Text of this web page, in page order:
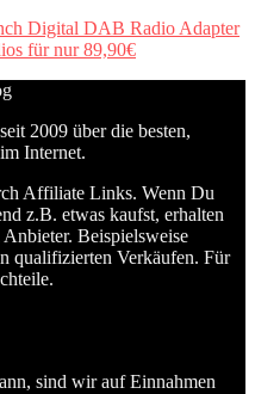
Digital DAB Radio Adapter
für nur 89,90€
2009 über die besten,
Internet.
Affiliate Links. Wenn Du
z.B. etwas kaufst, erhalten
Beispielsweise
qualifizierten Verkäufen. Für
sind wir auf Einnahmen